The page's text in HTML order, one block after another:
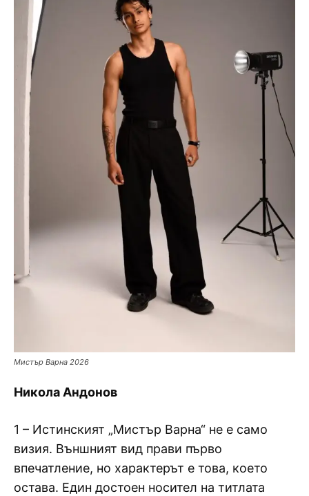
Мистър Варна 2026
Никола Андонов
1 – Истинският „Мистър Варна“ не е само
визия. Външният вид прави първо
впечатление, но характерът е това, което
остава. Един достоен носител на титлата